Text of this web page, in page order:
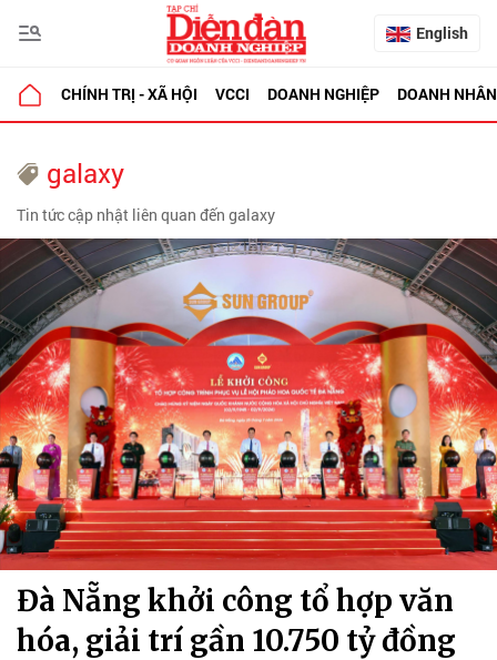
English
CHÍNH TRỊ - XÃ HỘI VCCI DOANH NGHIỆP DOANH NHÂN
galaxy
Tin tức cập nhật liên quan đến galaxy
Đà Nẵng khởi công tổ hợp văn
hóa, giải trí gần 10.750 tỷ đồng